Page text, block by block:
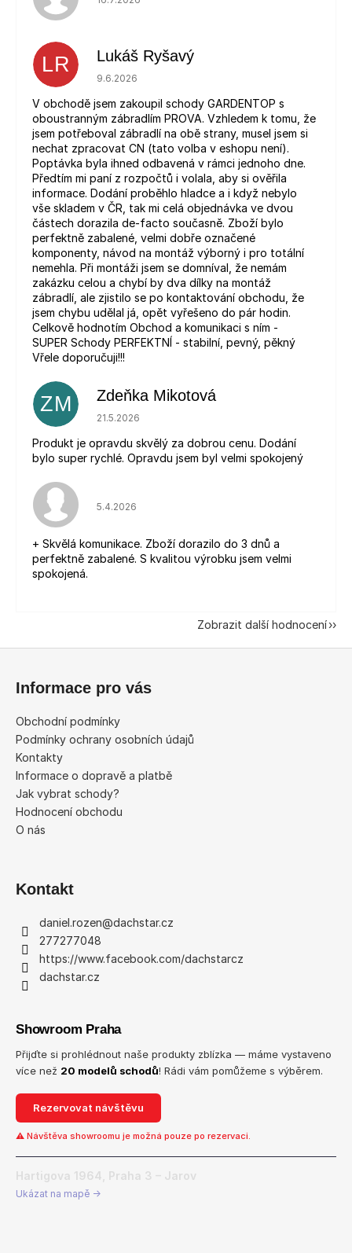
LR Lukáš Ryšavý
Hodnocení obchodu je 5 z 5 hvězdiček.
9.6.2026
V obchodě jsem zakoupil schody GARDENTOP s
oboustranným zábradlím PROVA. Vzhledem k tomu, že
jsem potřeboval zábradlí na obě strany, musel jsem si
nechat zpracovat CN (tato volba v eshopu není).
Poptávka byla ihned odbavená v rámci jednoho dne.
Předtím mi paní z rozpočtů i volala, aby si ověřila
informace. Dodání proběhlo hladce a i když nebylo
vše skladem v ČR, tak mi celá objednávka ve dvou
částech dorazila de-facto současně. Zboží bylo
perfektně zabalené, velmi dobře označené
komponenty, návod na montáž výborný i pro totální
nemehla. Při montáži jsem se domníval, že nemám
zakázku celou a chybí by dva dílky na montáž
zábradlí, ale zjistilo se po kontaktování obchodu, že
jsem chybu udělal já, opět vyřešeno do pár hodin.
Celkově hodnotím Obchod a komunikaci s ním -
SUPER Schody PERFEKTNÍ - stabilní, pevný, pěkný
Vřele doporučuji!!!
ZM Zdeňka Mikotová
Hodnocení obchodu je 5 z 5 hvězdiček.
21.5.2026
Produkt je opravdu skvělý za dobrou cenu. Dodání
bylo super rychlé. Opravdu jsem byl velmi spokojený
Hodnocení obchodu je 5 z 5 hvězdiček.
5.4.2026
+ Skvělá komunikace. Zboží dorazilo do 3 dnů a
perfektně zabalené. S kvalitou výrobku jsem velmi
spokojená.
Zobrazit další hodnocení
Informace pro vás
Obchodní podmínky
Podmínky ochrany osobních údajů
Kontakty
Informace o dopravě a platbě
Jak vybrat schody?
Hodnocení obchodu
O nás
Kontakt
daniel.rozen@dachstar.cz
277277048
https://www.facebook.com/dachstarcz
dachstar.cz
Showroom Praha
Přijďte si prohlédnout naše produkty zblízka — máme vystaveno
více než 20 modelů schodů! Rádi vám pomůžeme s výběrem.
Rezervovat návštěvu
⚠ Návštěva showroomu je možná pouze po rezervaci.
Hartigova 1964, Praha 3 – Jarov
Ukázat na mapě →